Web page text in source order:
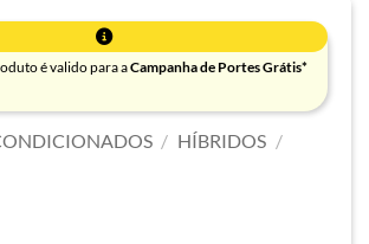
é valido para aCampanha de Portes Grátis*
/ HÍBRIDOS /